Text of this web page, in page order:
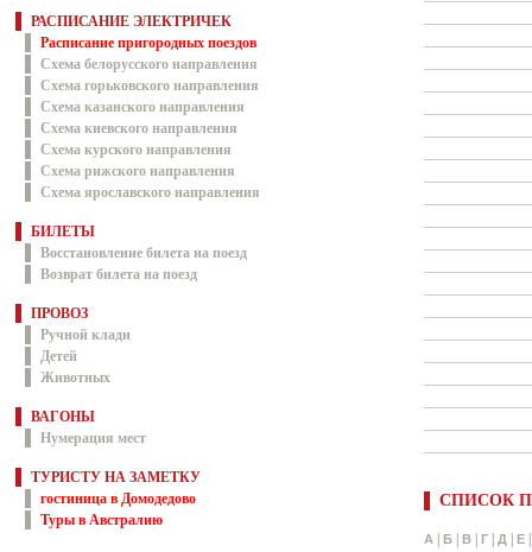
РАСПИСАНИЕ ЭЛЕКТРИЧЕК
Расписание пригородных поездов
Схема белорусского направления
Схема горьковского направления
Схема казанского направления
Схема киевского направления
Схема курского направления
Схема рижского направления
Схема ярославского направления
БИЛЕТЫ
Восстановление билета на поезд
Возврат билета на поезд
ПРОВОЗ
Ручной клади
Детей
Животных
ВАГОНЫ
Нумерация мест
ТУРИСТУ НА ЗАМЕТКУ
гостиница в Домодедово
Туры в Австралию
СПИСОК
А Б В Г Д Е